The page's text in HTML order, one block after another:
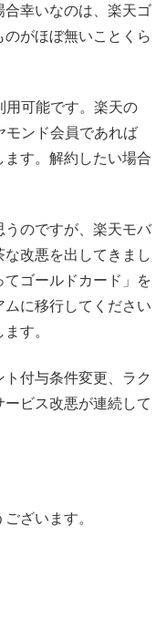
幸いなのは、楽天ゴ
がほぼ無いことくら
用可能です。楽天の
モンド会員であれば
す。解約したい場合
のですが、楽天モバ
改悪を出してきまし
ゴールドカード」を
に移行してください
す。
付与条件変更、ラク
ビス改悪が連続して
ざいます。